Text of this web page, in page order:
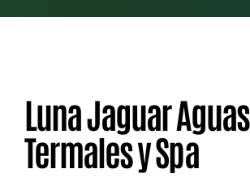
Luna Jaguar Aguas
Termales y Spa